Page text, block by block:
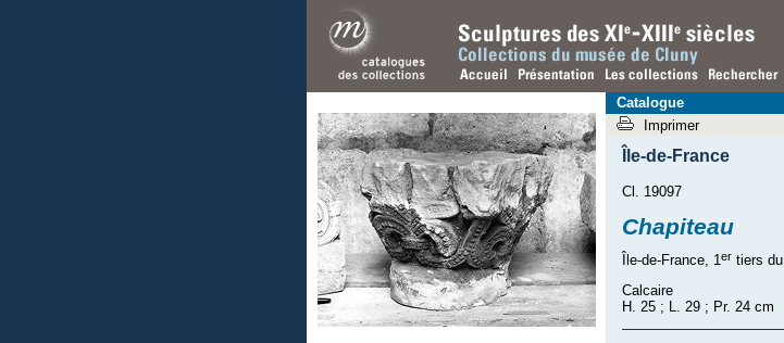
Île-de-France
Cl. 19097
Chapiteau
Île-de-France, 1 er tiers du
Calcaire
H. 25 ; L. 29 ; Pr. 24 cm
Catalogue
Imprimer